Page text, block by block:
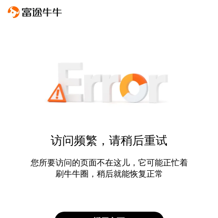
访问频繁，请稍后重试
您所要访问的页面不在这儿，它可能正忙着
刷牛牛圈，稍后就能恢复正常